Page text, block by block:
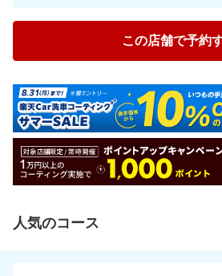
この店舗で予約
人気のコース